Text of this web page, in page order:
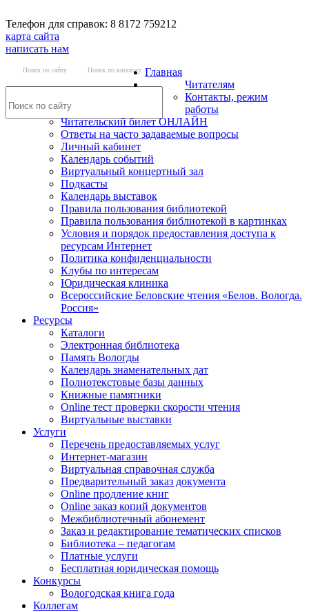
Телефон для справок: 8 8172 759212
карта сайта
написать нам
Поиск по сайту Поиск по каталогу Главная
Читателям
Контакты, режим
работы
Читательский билет ОНЛАЙН
Ответы на часто задаваемые вопросы
Личный кабинет
Календарь событий
Виртуальный концертный зал
Подкасты
Календарь выставок
Правила пользования библиотекой
Правила пользования библиотекой в картинках
Условия и порядок предоставления доступа к
ресурсам Интернет
Политика конфиденциальности
Клубы по интересам
Юридическая клиника
Всероссийские Беловские чтения «Белов. Вологда.
Россия»
Ресурсы
Каталоги
Электронная библиотека
Память Вологды
Календарь знаменательных дат
Полнотекстовые базы данных
Книжные памятники
Online тест проверки скорости чтения
Виртуальные выставки
Услуги
Перечень предоставляемых услуг
Интернет-магазин
Виртуальная справочная служба
Предварительный заказ документа
Online продление книг
Online заказ копий документов
Межбиблиотечный абонемент
Заказ и редактирование тематических списков
Библиотека – педагогам
Платные услуги
Бесплатная юридическая помощь
Конкурсы
Вологодская книга года
Коллегам